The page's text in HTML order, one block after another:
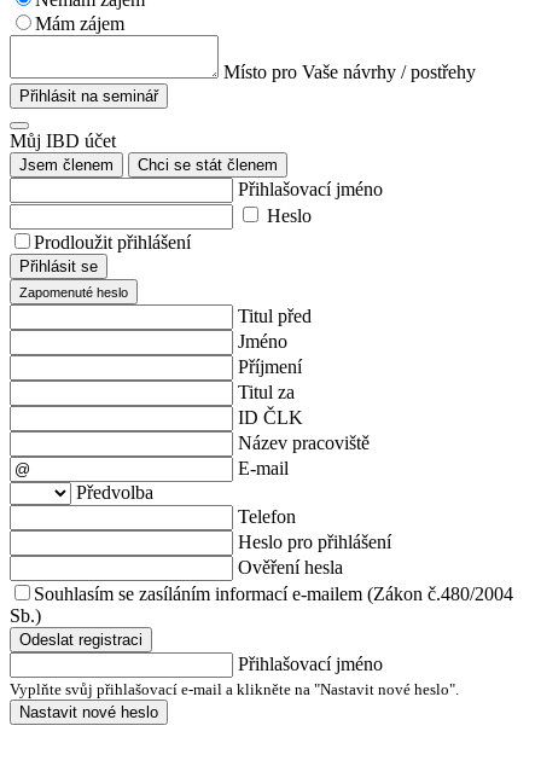
Mám zájem
Místo pro Vaše návrhy / postřehy
Přihlásit na seminář
Můj IBD účet
Jsem členem Chci se stát členem
Přihlašovací jméno
Heslo
Prodloužit přihlášení
Přihlásit se
Zapomenuté heslo
Titul před
Jméno
Příjmení
Titul za
ID ČLK
Název pracoviště
E-mail
Předvolba
Telefon
Heslo pro přihlášení
Ověření hesla
Souhlasím se zasíláním informací e-mailem (Zákon č.480/2004
Sb.)
Odeslat registraci
Přihlašovací jméno
Vyplňte svůj přihlašovací e-mail a klikněte na "Nastavit nové heslo".
Nastavit nové heslo